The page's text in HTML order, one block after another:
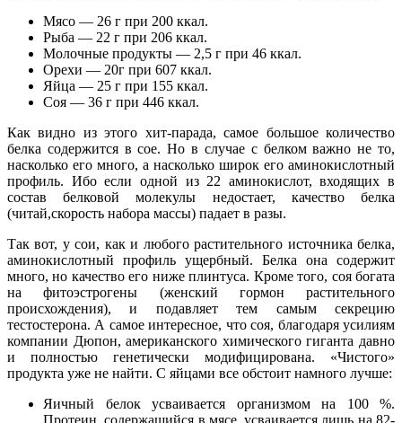
Мясо — 26 г при 200 ккал.
Рыба — 22 г при 206 ккал.
Молочные продукты — 2,5 г при 46 ккал.
Орехи — 20г при 607 ккал.
Яйца — 25 г при 155 ккал.
Соя — 36 г при 446 ккал.
Как видно из этого хит-парада, самое большое количество
белка содержится в сое. Но в случае с белком важно не то,
насколько его много, а насколько широк его аминокислотный
профиль. Ибо если одной из 22 аминокислот, входящих в
состав белковой молекулы недостает, качество белка
(читай,скорость набора массы) падает в разы.
Так вот, у сои, как и любого растительного источника белка,
аминокислотный профиль ущербный. Белка она содержит
много, но качество его ниже плинтуса. Кроме того, соя богата
на фитоэстрогены (женский гормон растительного
происхождения), и подавляет тем самым секрецию
тестостерона. А самое интересное, что соя, благодаря усилиям
компании Дюпон, американского химического гиганта давно
и полностью генетически модифицирована. «Чистого»
продукта уже не найти. С яйцами все обстоит намного лучше:
Яичный белок усваивается организмом на 100 %.